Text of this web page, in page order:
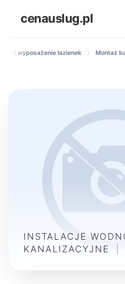
cenauslug.pl
i wyposażenie łazienek Montaż
INSTALACJE
KANALIZACYJNE